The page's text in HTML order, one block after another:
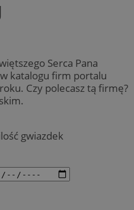
Serca Pana
katalogu firm portalu
Czy polecasz tą firmę?
gwiazdek